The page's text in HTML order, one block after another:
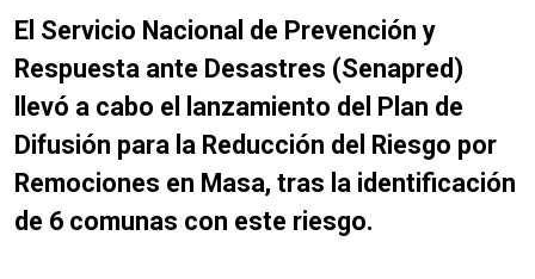
El Servicio Nacional de Prevención y
Respuesta ante Desastres (Senapred)
llevó a cabo el lanzamiento del Plan de
Difusión para la Reducción del Riesgo por
Remociones en Masa, tras la identificación
de 6 comunas con este riesgo.